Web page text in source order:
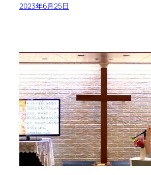
2023年6月25日